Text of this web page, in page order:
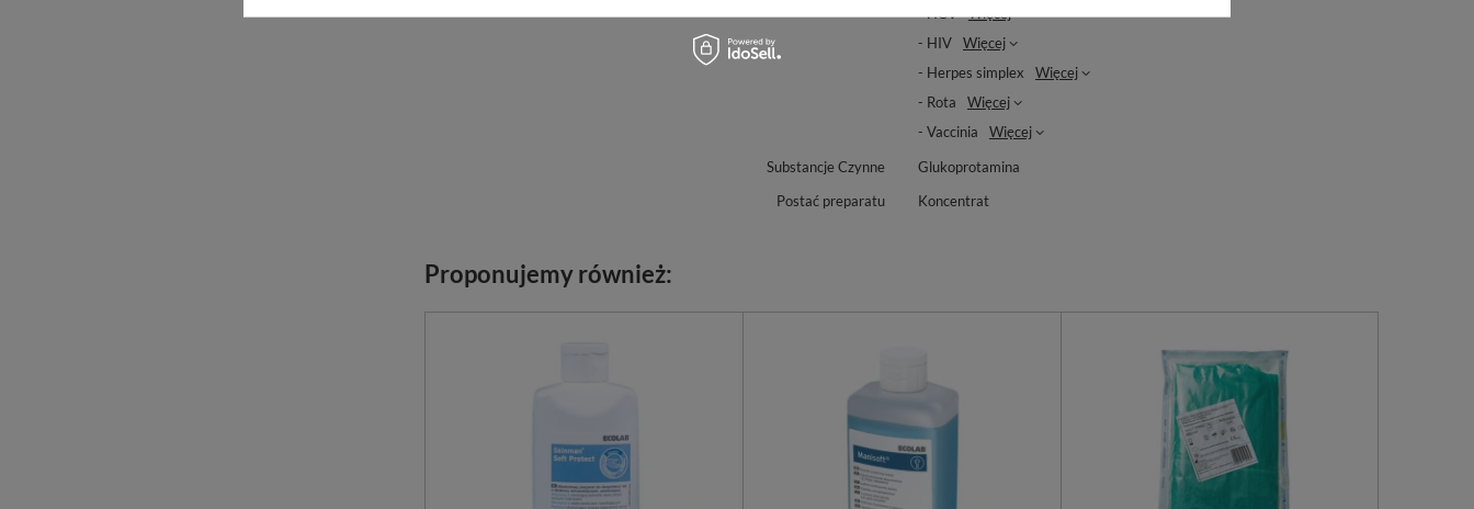
- HCV
Więcej
- HIV
Więcej
- Herpes simplex
Więcej
- Rota
Więcej
- Vaccinia
Więcej
Substancje Czynne
Glukoprotamina
Postać preparatu
Koncentrat
Proponujemy również: